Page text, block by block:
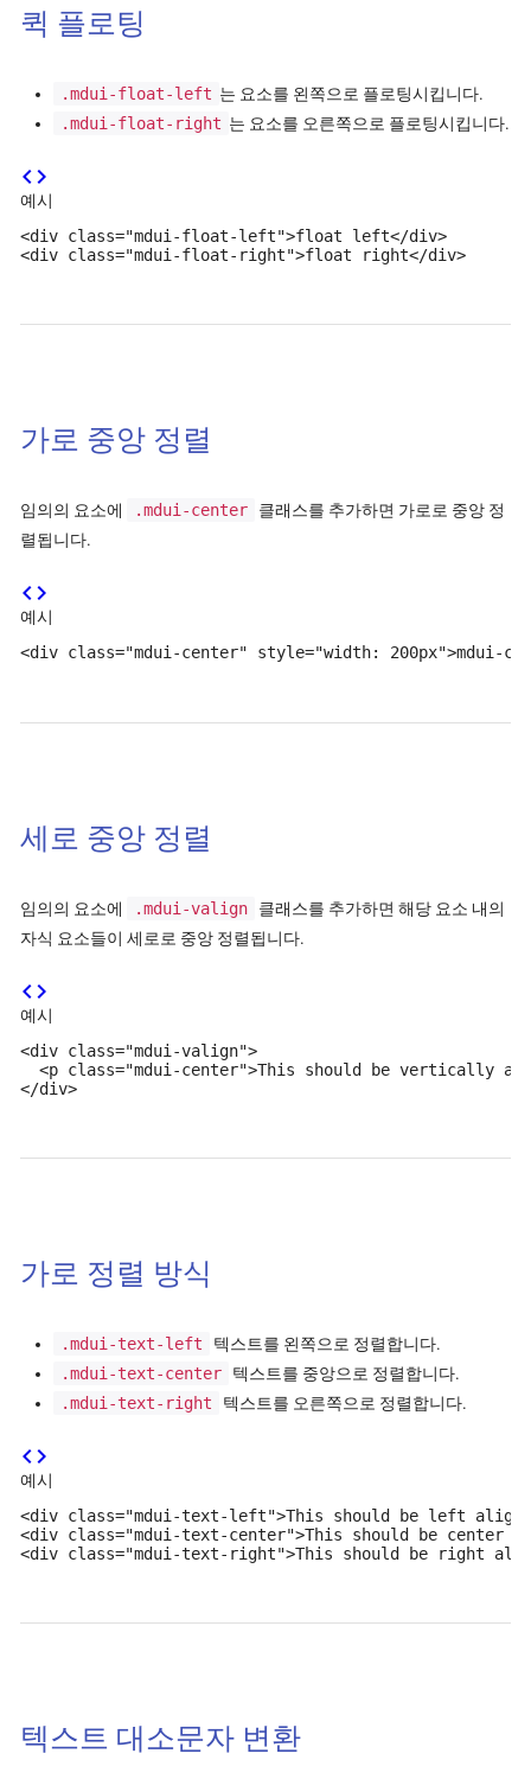
퀵 플로팅
.mdui-float-left 는 요소를 왼쪽으로 플로팅시킵니다.
.mdui-float-right 는 요소를 오른쪽으로 플로팅시킵니다.
code
예시
<div class="mdui-float-left">float left</div>
<div class="mdui-float-right">float right</div>
가로 중앙 정렬
임의의 요소에 .mdui-center
클래스를 추가하면 가로로 중앙 정
렬됩니다.
code
예시
<div class="mdui-center" style="width: 200px">mdui-
세로 중앙 정렬
임의의 요소에 .mdui-valign
클래스를 추가하면 해당 요소 내의
자식 요소들이 세로로 중앙 정렬됩니다.
code
예시
<div class="mdui-valign">
<p class="mdui-center">This should be vertically
</div>
가로 정렬 방식
.mdui-text-left
텍스트를 왼쪽으로 정렬합니다.
.mdui-text-center
텍스트를 중앙으로 정렬합니다.
.mdui-text-right
텍스트를 오른쪽으로 정렬합니다.
code
예시
<div class="mdui-text-left">This should be left
<div class="mdui-text-center">This should be center
<div class="mdui-text-right">This should be right
텍스트 대소문자 변환